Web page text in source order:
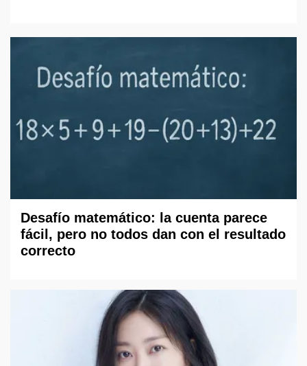
Desafío matemático: la cuenta parece
fácil, pero no todos dan con el resultado
correcto